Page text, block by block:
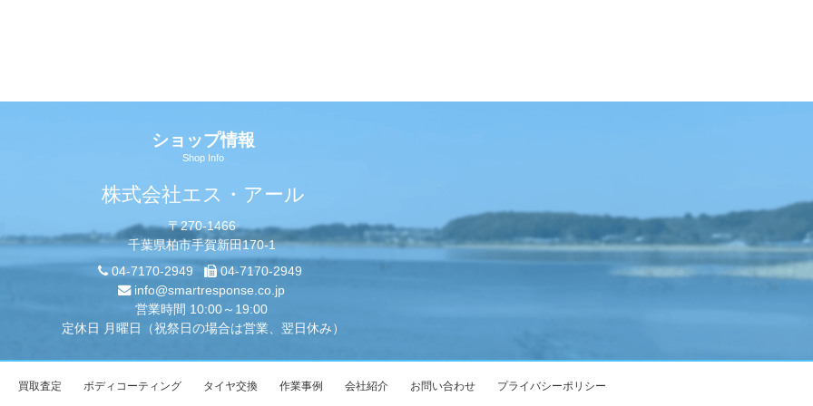
ショップ情報
Shop Info
株式会社エス・アール
〒270-1466
千葉県柏市手賀新田170-1
04-7170-2949
04-7170-2949
info@smartresponse.co.jp
営業時間 10:00～19:00
定休日 月曜日（祝祭日の場合は営業、翌日休み）
買取査定 ボディコーティング タイヤ交換 作業事例 会社紹介 お問い合わせ プライバシーポリシー